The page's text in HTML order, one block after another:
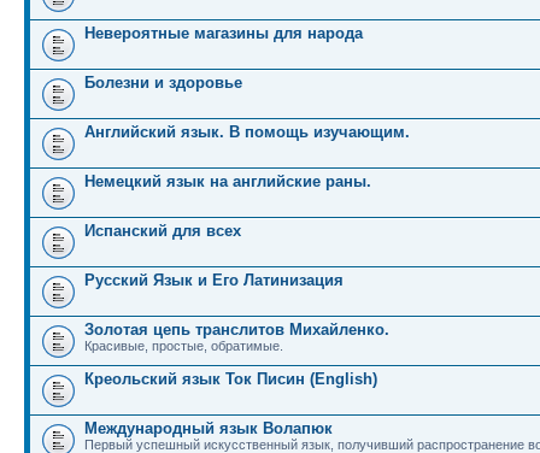
Невероятные магазины для народа
Болезни и здоровье
Английский язык. В помощь изучающим.
Немецкий язык на английские раны.
Испанский для всех
Русский Язык и Его Латинизация
Золотая цепь транслитов Михайленко.
Красивые, простые, обратимые.
Креольский язык Ток Писин (English)
Международный язык Волапюк
Первый успешный искусственный язык, получивший распространение